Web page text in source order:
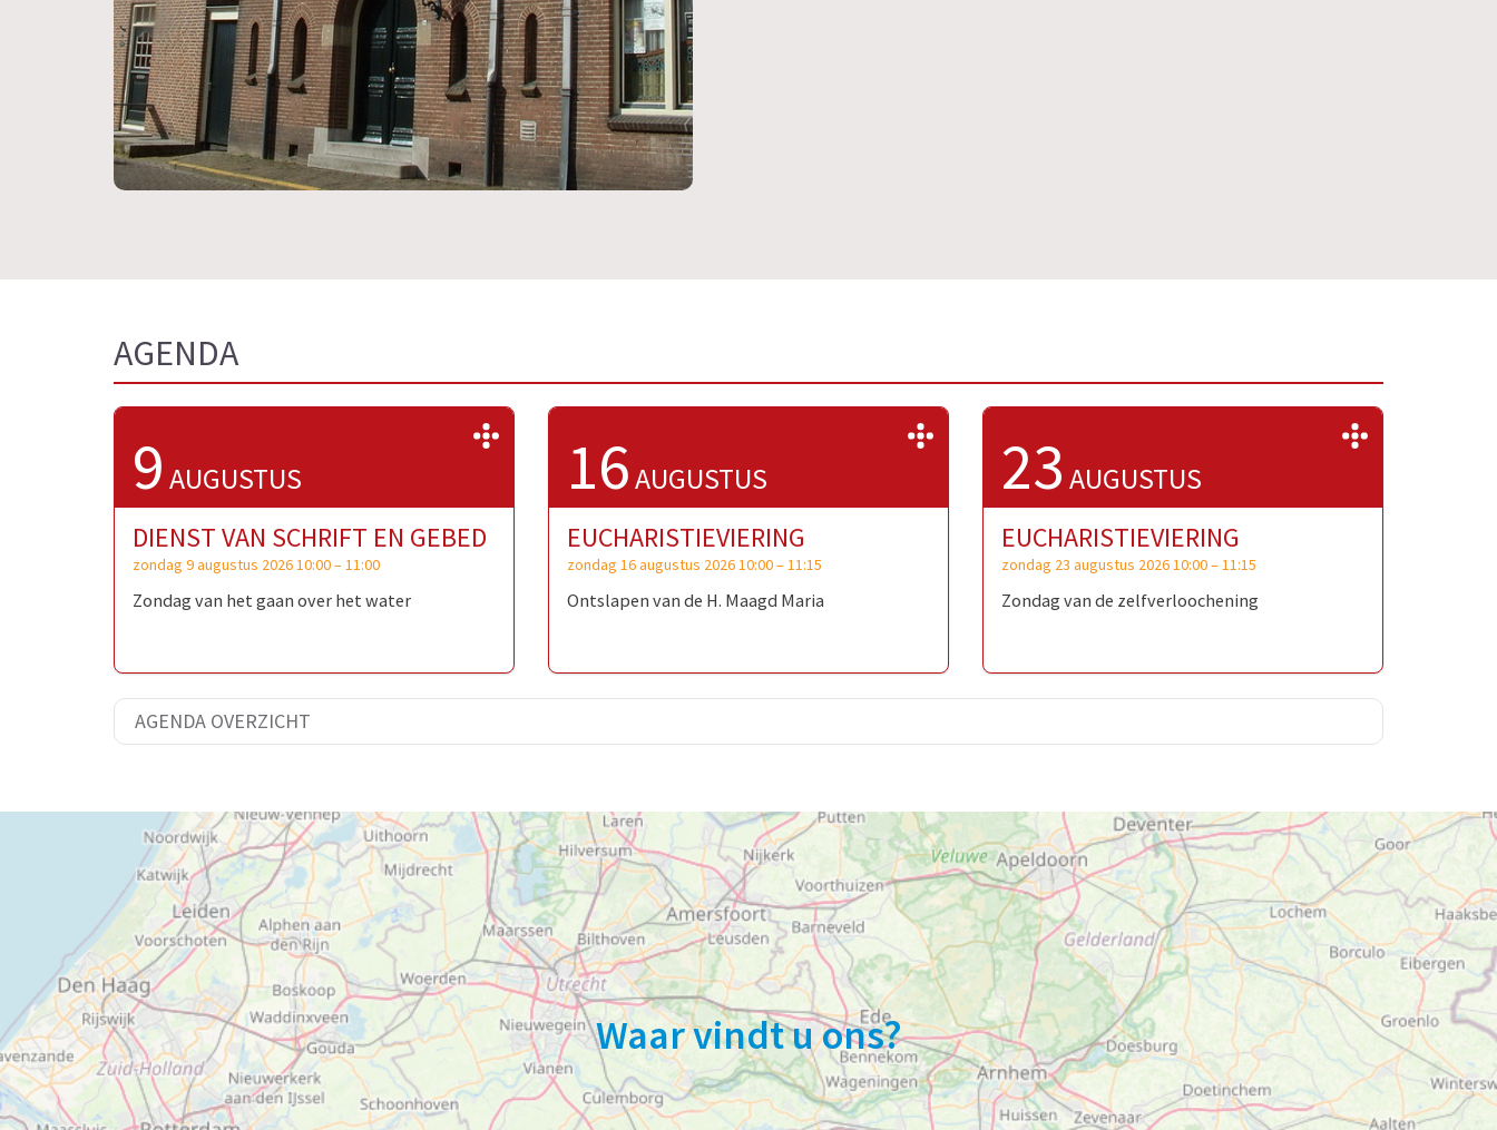
AGENDA
DIENST VAN SCHRIFT EN GEBED
9 AUGUSTUS
zondag 9 augustus 2026 10:00–11:00
Zondag van het gaan over het water
EUCHARISTIEVIERING
16AUGUSTUS
zondag 16 augustus 2026 10:00–11:15
Ontslapen van de H. Maagd Maria
EUCHARISTIEVIERING
23 AUGUSTUS
zondag 23 augustus 2026 10:00–11:15
Zondag van de zelfverloochening
AGENDA OVERZICHT
Waar vindt u ons?